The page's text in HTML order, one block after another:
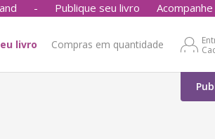
- Publique seu livro
livro Compras em quantidade